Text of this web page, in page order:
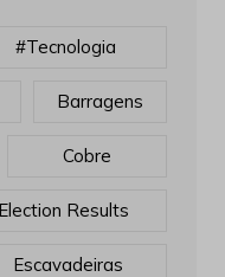
#tecnologia
Barragens
Cobre
Election Results
Escavadeiras